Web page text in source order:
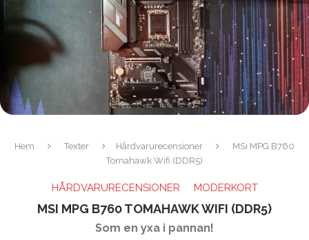
Hem Texter Hårdvarurecensioner
MSi MPG B760
Tomahawk Wifi (DDR5)
HÅRDVARURECENSIONER MODERKORT
MSI MPG B760 TOMAHAWK WIFI (DDR5)
Som en yxa i pannan!